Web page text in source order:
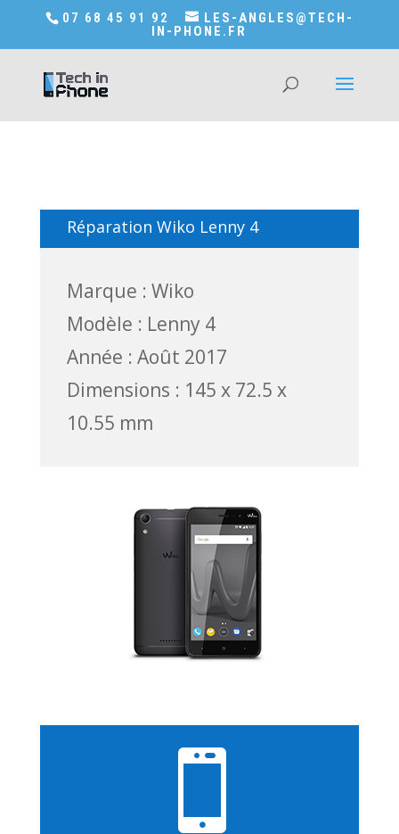
Accédez a Shop-in-tech-in-phone
07 68 45 91 92
LES-ANGLES@TECH-
IN-PHONE.FR
Réparation Wiko Lenny 4
Marque : Wiko
Modèle : Lenny 4
Année : Août 2017
Dimensions : 145 x 72.5 x
10.55 mm
